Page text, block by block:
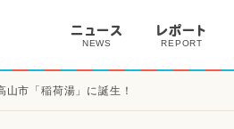
ニュース
NEWS
レポート
REPORT
市「稲荷湯」に誕生！